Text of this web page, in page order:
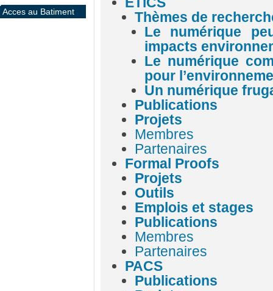
Thèmes de
Le numérique
impacts
Le numérique
pour
Un numérique
Publications
Projets
Membres
Partenaires
Formal Proofs
Projets
Outils
Emplois et stages
Publications
Membres
Partenaires
PACS
Publications
Acces au Batiment